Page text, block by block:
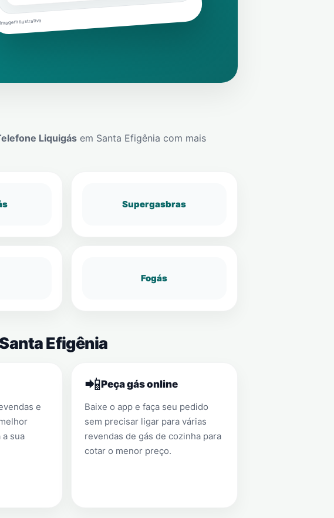
Imagem ilustrativa
Liquigás em Santa Efigênia com mais
Supergasbras
Fogás
Efigênia
e
a sua
📲Peça gás online
Baixe o app e faça seu pedido
sem precisar ligar para várias
revendas de gás de cozinha para
cotar o menor preço.